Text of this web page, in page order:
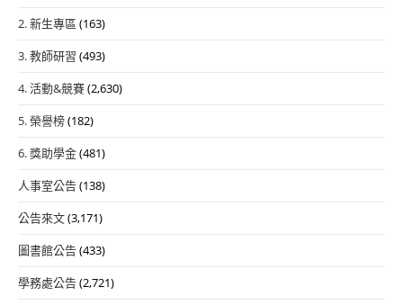
2. 新生專區 (163)
3. 教師研習 (493)
4. 活動&競賽(2,630)
5. 榮譽榜(182)
6. 獎助學金(481)
人事室公告(138)
公告來文(3,171)
圖書館公告(433)
學務處公告(2,721)